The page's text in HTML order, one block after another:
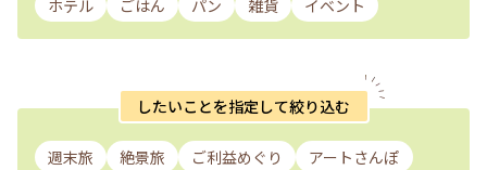
ホテル ごはん パン 雑貨 イベント
したいことを指定して絞り込む
週末旅 絶景旅 ご利益めぐり
アートさんぽ